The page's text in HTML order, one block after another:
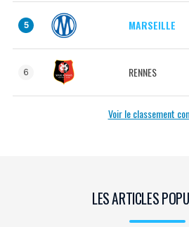
5 MARSEILLE
6 RENNES
Voir le classement
LES ARTICLES